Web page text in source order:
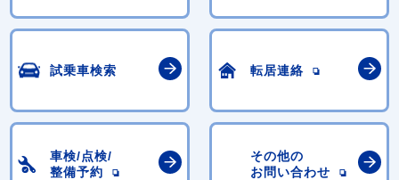
試乗車検索 転居連絡
車検/点検/
整備予約
その他の
お問い合わせ